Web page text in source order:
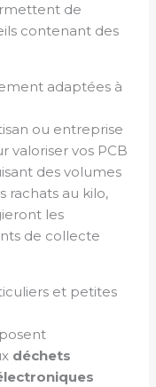
de
contenant des
adaptées à
ou entreprise
valoriser vos PCB
des volumes
rachats au kilo,
les
de collecte
et petites
déchets